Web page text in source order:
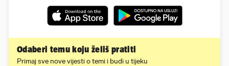
Odaberi temu koju želiš pratiti
Primaj sve nove vijesti o temi i budi u tijeku